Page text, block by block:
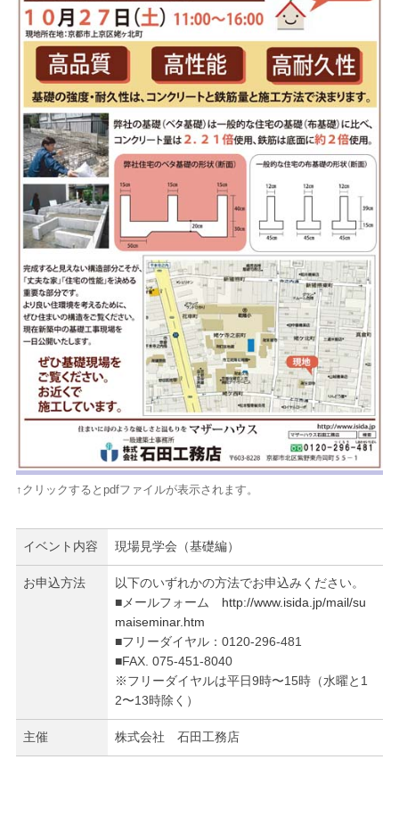
↑クリックするとpdfファイルが表示されます。
イベント内容 現場見学会（基礎編）
お申込方法
以下のいずれかの方法でお申込みください。
■メールフォーム http://www.isida.jp/mail/su
maiseminar.htm
■フリーダイヤル：0120-296-481
■FAX. 075-451-8040
※フリーダイヤルは平日9時〜15時（水曜と1
2〜13時除く）
主催 株式会社 石田工務店